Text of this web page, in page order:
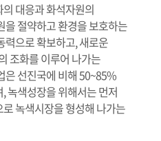
대응과 화석자원의
을 절약하고 환경을 보호하는
력으로 확보하고, 새로운
조화를 이루어 나가는
은 선진국에 비해 50~85%
녹색성장을 위해서는 먼저
녹색시장을 형성해 나가는